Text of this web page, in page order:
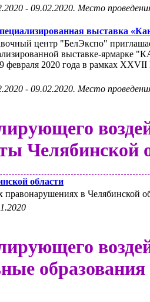
- 09.02.2020. Место
выставка
центр "БелЭкспо"
выставке-
9 февраля 2020 года в рамках
- 09.02.2020. Место
Челябинской
области
в Челябинской
образования